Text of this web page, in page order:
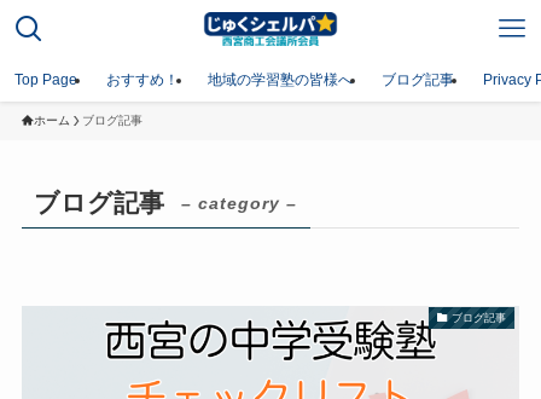
Top Page おすすめ！ 地域の学習塾の皆様へ ブログ記事 Privacy
ホーム ブログ記事
ブログ記事 – category –
ブログ記事